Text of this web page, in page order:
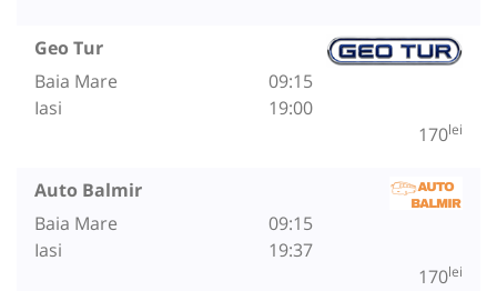
Geo Tur
Baia Mare
Iasi
09:15
19:00
170lei
Auto Balmir
Baia Mare
Iasi
09:15
19:37
170lei